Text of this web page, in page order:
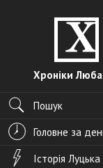
Хроніки
Пошук
Головне за
Історія